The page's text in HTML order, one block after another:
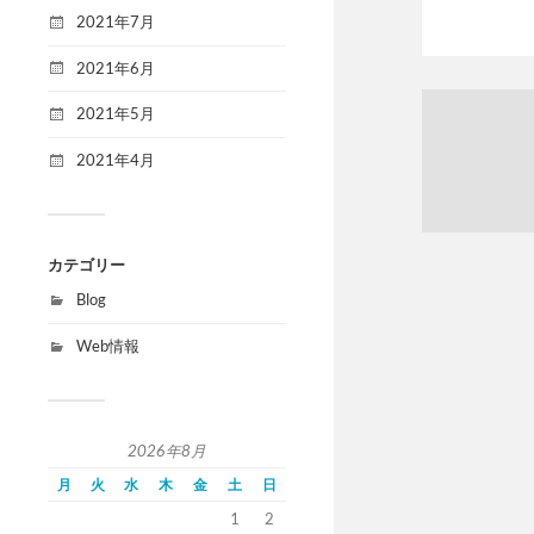
2021年7月
2021年6月
2021年5月
2021年4月
カテゴリー
Blog
Web情報
2026年8月
月 火 水 木 金 土 日
1 2